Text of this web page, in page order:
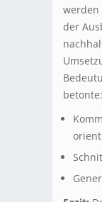
werden
der
betonte: